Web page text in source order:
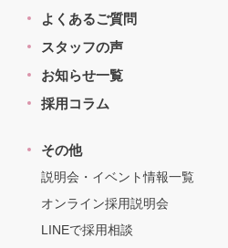
よくあるご質問
スタッフの声
お知らせ一覧
採用コラム
その他
説明会・イベント情報一覧
オンライン採用説明会
LINEで採用相談